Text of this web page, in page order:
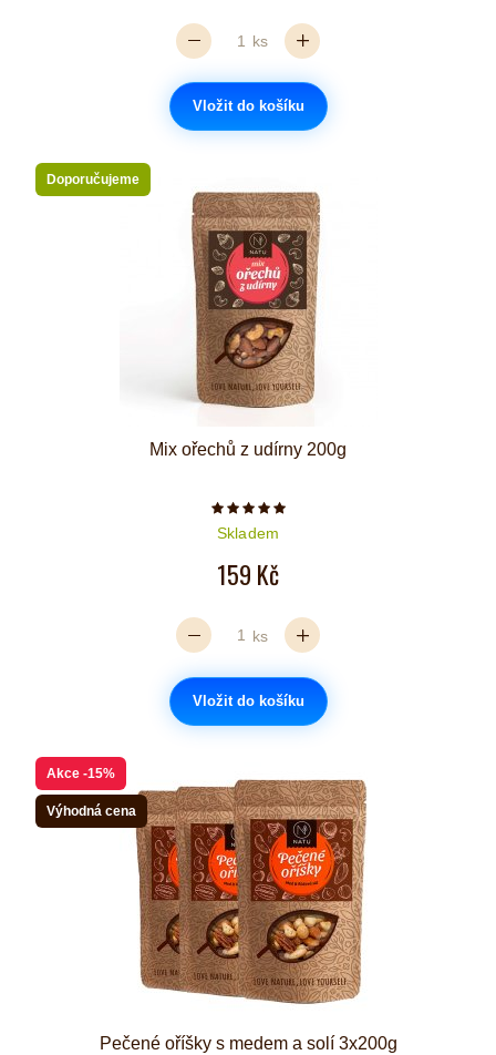
ks
Vložit do košíku
Doporučujeme
Mix ořechů z udírny 200g
Počet hvězdiček je 5 z 5
Skladem
159 Kč
ks
Vložit do košíku
Akce -15%
Výhodná cena
Pečené oříšky s medem a solí 3x200g